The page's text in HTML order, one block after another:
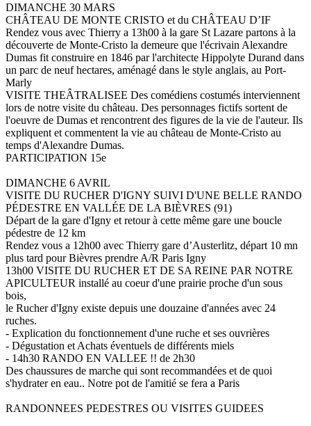
DIMANCHE 30 MARS
CHÂTEAU DE MONTE CRISTO et du CHÂTEAU D’IF
Rendez vous avec Thierry a 13h00 à la gare St Lazare partons à la
découverte de Monte-Cristo la demeure que l'écrivain Alexandre
Dumas fit construire en 1846 par l'architecte Hippolyte Durand dans
un parc de neuf hectares, aménagé dans le style anglais, au Port-
Marly
VISITE THEÂTRALISEE Des comédiens costumés interviennent
lors de notre visite du château. Des personnages fictifs sortent de
l'oeuvre de Dumas et rencontrent des figures de la vie de l'auteur. Ils
expliquent et commentent la vie au château de Monte-Cristo au
temps d'Alexandre Dumas.
PARTICIPATION 15e
DIMANCHE 6 AVRIL
VISITE DU RUCHER D'IGNY SUIVI D'UNE BELLE RANDO
PÉDESTRE EN VALLÉE DE LA BIÈVRES (91)
Départ de la gare d'Igny et retour à cette même gare une boucle
pédestre de 12 km
Rendez vous a 12h00 avec Thierry gare d’Austerlitz, départ 10 mn
plus tard pour Bièvres prendre A/R Paris Igny
13h00 VISITE DU RUCHER ET DE SA REINE PAR NOTRE
APICULTEUR installé au coeur d'une prairie proche d'un sous
bois,
le Rucher d'Igny existe depuis une douzaine d'années avec 24
ruches.
- Explication du fonctionnement d'une ruche et ses ouvrières
- Dégustation et Achats éventuels de différents miels
- 14h30 RANDO EN VALLEE !! de 2h30
Des chaussures de marche qui sont recommandées et de quoi
s'hydrater en eau.. Notre pot de l'amitié se fera a Paris
RANDONNEES PEDESTRES OU VISITES GUIDEES